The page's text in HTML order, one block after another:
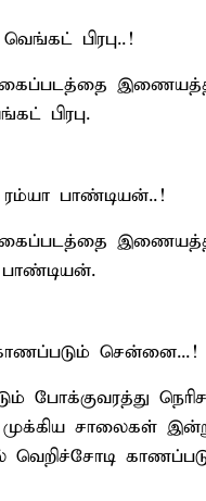
பிரபு..!
பிரபு.
ரம்யா பாண்டியன்..!
சென்னை...!
போக்குவரத்து
சாலைகள் இன்று